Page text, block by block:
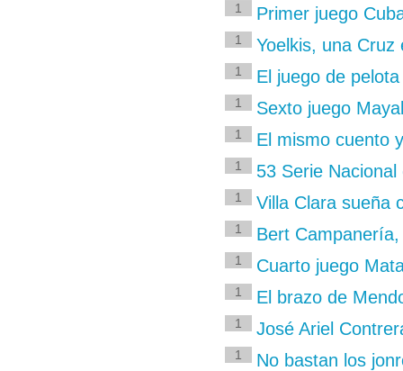
1 Primer juego
1 Yoelkis, una Cruz
1 El juego de
1 Sexto juego
1 El mismo cuento
1 53 Serie
1 Villa Clara sueña
1 Bert
1 Cuarto juego
1 El brazo de
1 José Ariel
1 No bastan los